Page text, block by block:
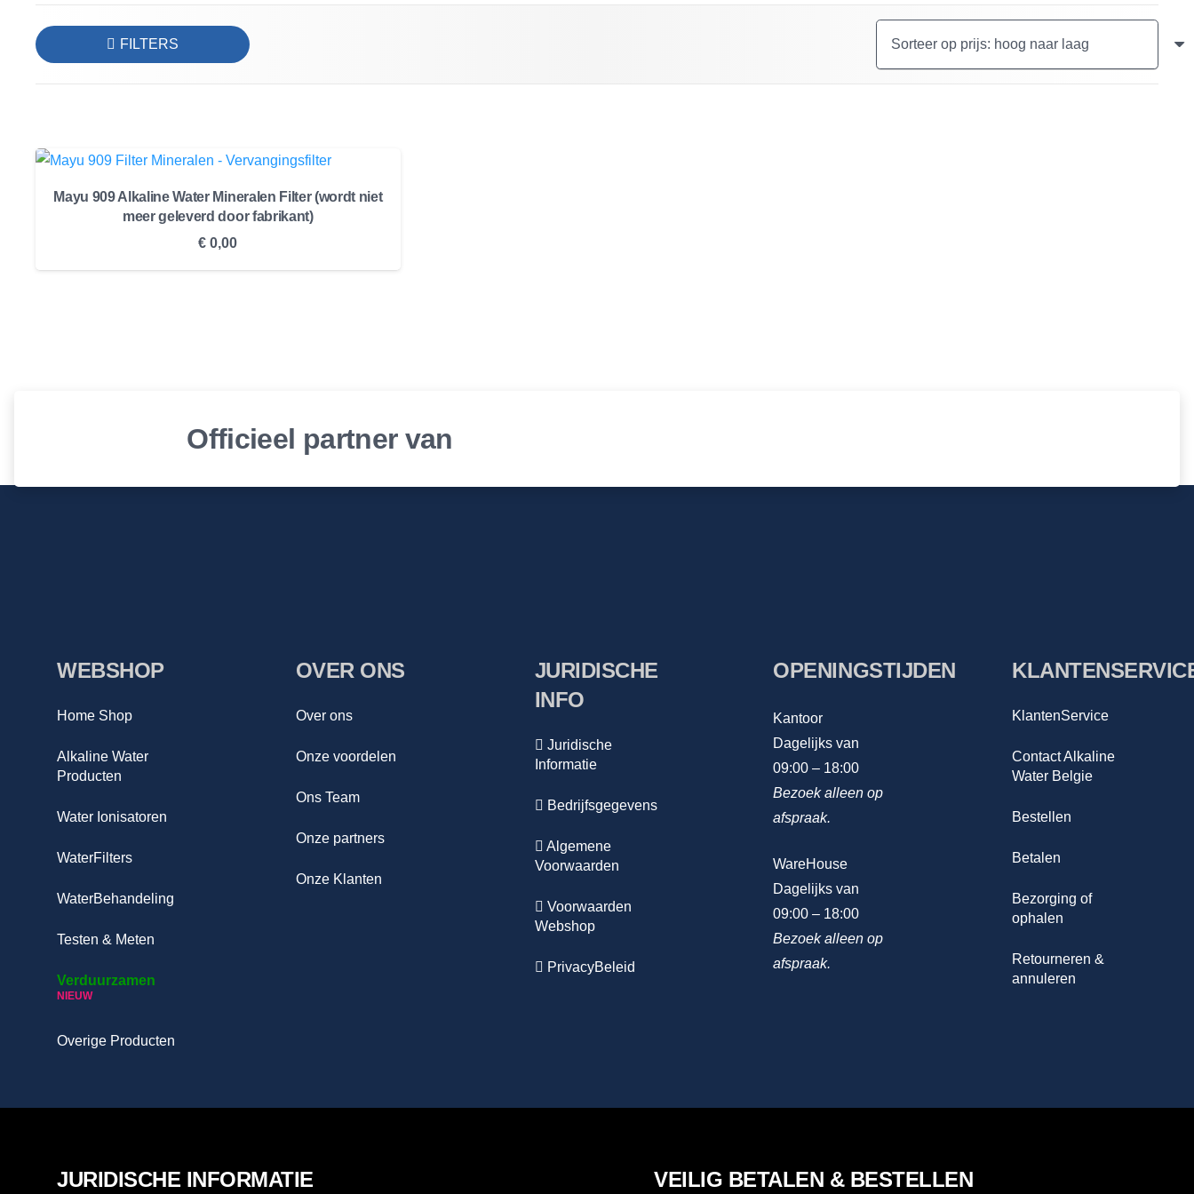
FILTERS
Mayu 909 Alkaline Water Mineralen Filter (wordt niet
meer geleverd door fabrikant)
€ 0,00
Officieel partner van
WEBSHOP
Home Shop
Alkaline Water
Producten
Water Ionisatoren
WaterFilters
WaterBehandeling
Testen & Meten
Verduurzamen
NIEUW
Overige Producten
OVER ONS
Over ons
Onze voordelen
Ons Team
Onze partners
Onze Klanten
JURIDISCHE
INFO
Juridische
Informatie
Bedrijfsgegevens
Algemene
Voorwaarden
Voorwaarden
Webshop
PrivacyBeleid
OPENINGSTIJDEN
Kantoor
Dagelijks van
09:00 – 18:00
Bezoek alleen op
afspraak.
WareHouse
Dagelijks van
09:00 – 18:00
Bezoek alleen op
afspraak.
KlantenService
Contact Alkaline
Water Belgie
Bestellen
Betalen
Bezorging of
ophalen
Retourneren &
annuleren
JURIDISCHE INFORMATIE VEILIG BETALEN & BESTELLEN